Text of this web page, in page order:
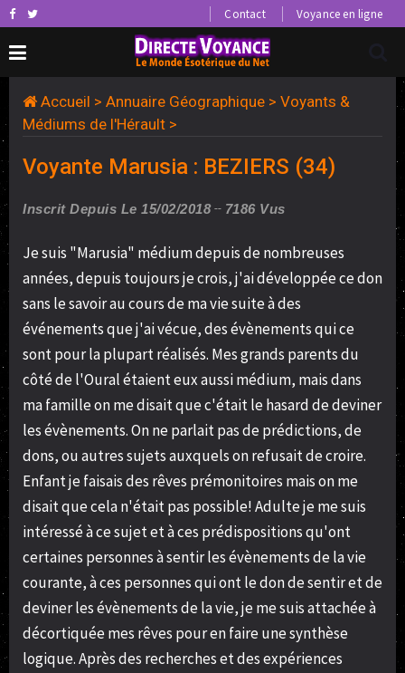
Contact Voyance en ligne
Accueil > Annuaire Géographique > Voyants &
Médiums de l'Hérault >
Voyante Marusia : BEZIERS (34)
Inscrit Depuis Le 15/02/2018 7186 Vus
Je suis "Marusia" médium depuis de nombreuses
années, depuis toujours je crois, j'ai développée ce don
sans le savoir au cours de ma vie suite à des
événements que j'ai vécue, des évènements qui ce
sont pour la plupart réalisés. Mes grands parents du
côté de l'Oural étaient eux aussi médium, mais dans
ma famille on me disait que c'était le hasard de deviner
les évènements. On ne parlait pas de prédictions, de
dons, ou autres sujets auxquels on refusait de croire.
Enfant je faisais des rêves prémonitoires mais on me
disait que cela n'était pas possible! Adulte je me suis
intéressé à ce sujet et à ces prédispositions qu'ont
certaines personnes à sentir les évènements de la vie
courante, à ces personnes qui ont le don de sentir et de
deviner les évènements de la vie, je me suis attachée à
décortiquée mes rêves pour en faire une synthèse
logique. Après des recherches et des expériences